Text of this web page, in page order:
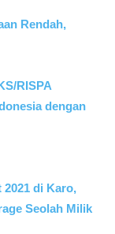
Rendah,
RISPA
dengan
2021 di Karo,
Seolah Milik